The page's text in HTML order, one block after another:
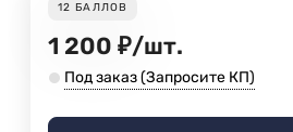
12 БАЛЛОВ
1 200 ₽/шт.
Под заказ (Запросите КП)